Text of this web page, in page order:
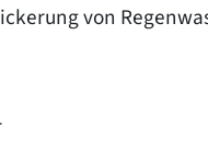
von